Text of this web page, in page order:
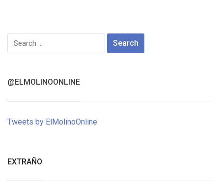
Search
for:
@ELMOLINOONLINE
Tweets by ElMolinoOnline
EXTRAÑO